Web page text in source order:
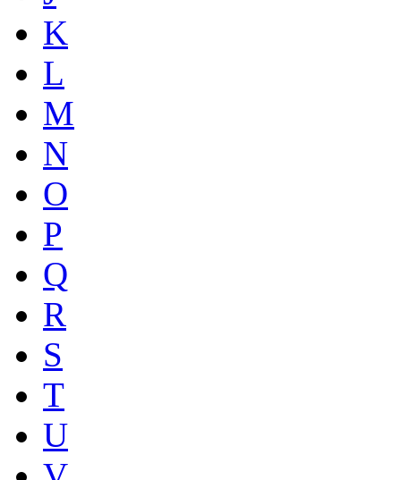
K
L
M
N
O
P
Q
R
S
T
U